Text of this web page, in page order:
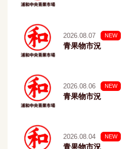
2026.08.07 NEW
青果物市況
2026.08.06 NEW
青果物市況
2026.08.04 NEW
青果物市況